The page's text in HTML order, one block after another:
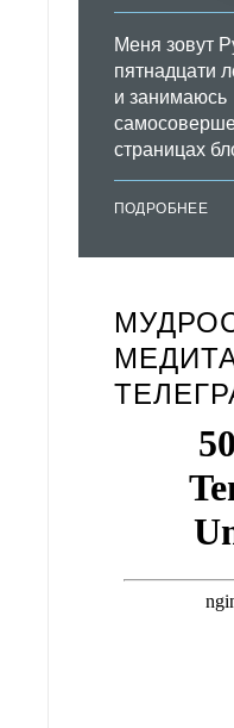
Меня зовут
пятнадцати
и занимаюсь
страницах
ПОДРОБНЕЕ